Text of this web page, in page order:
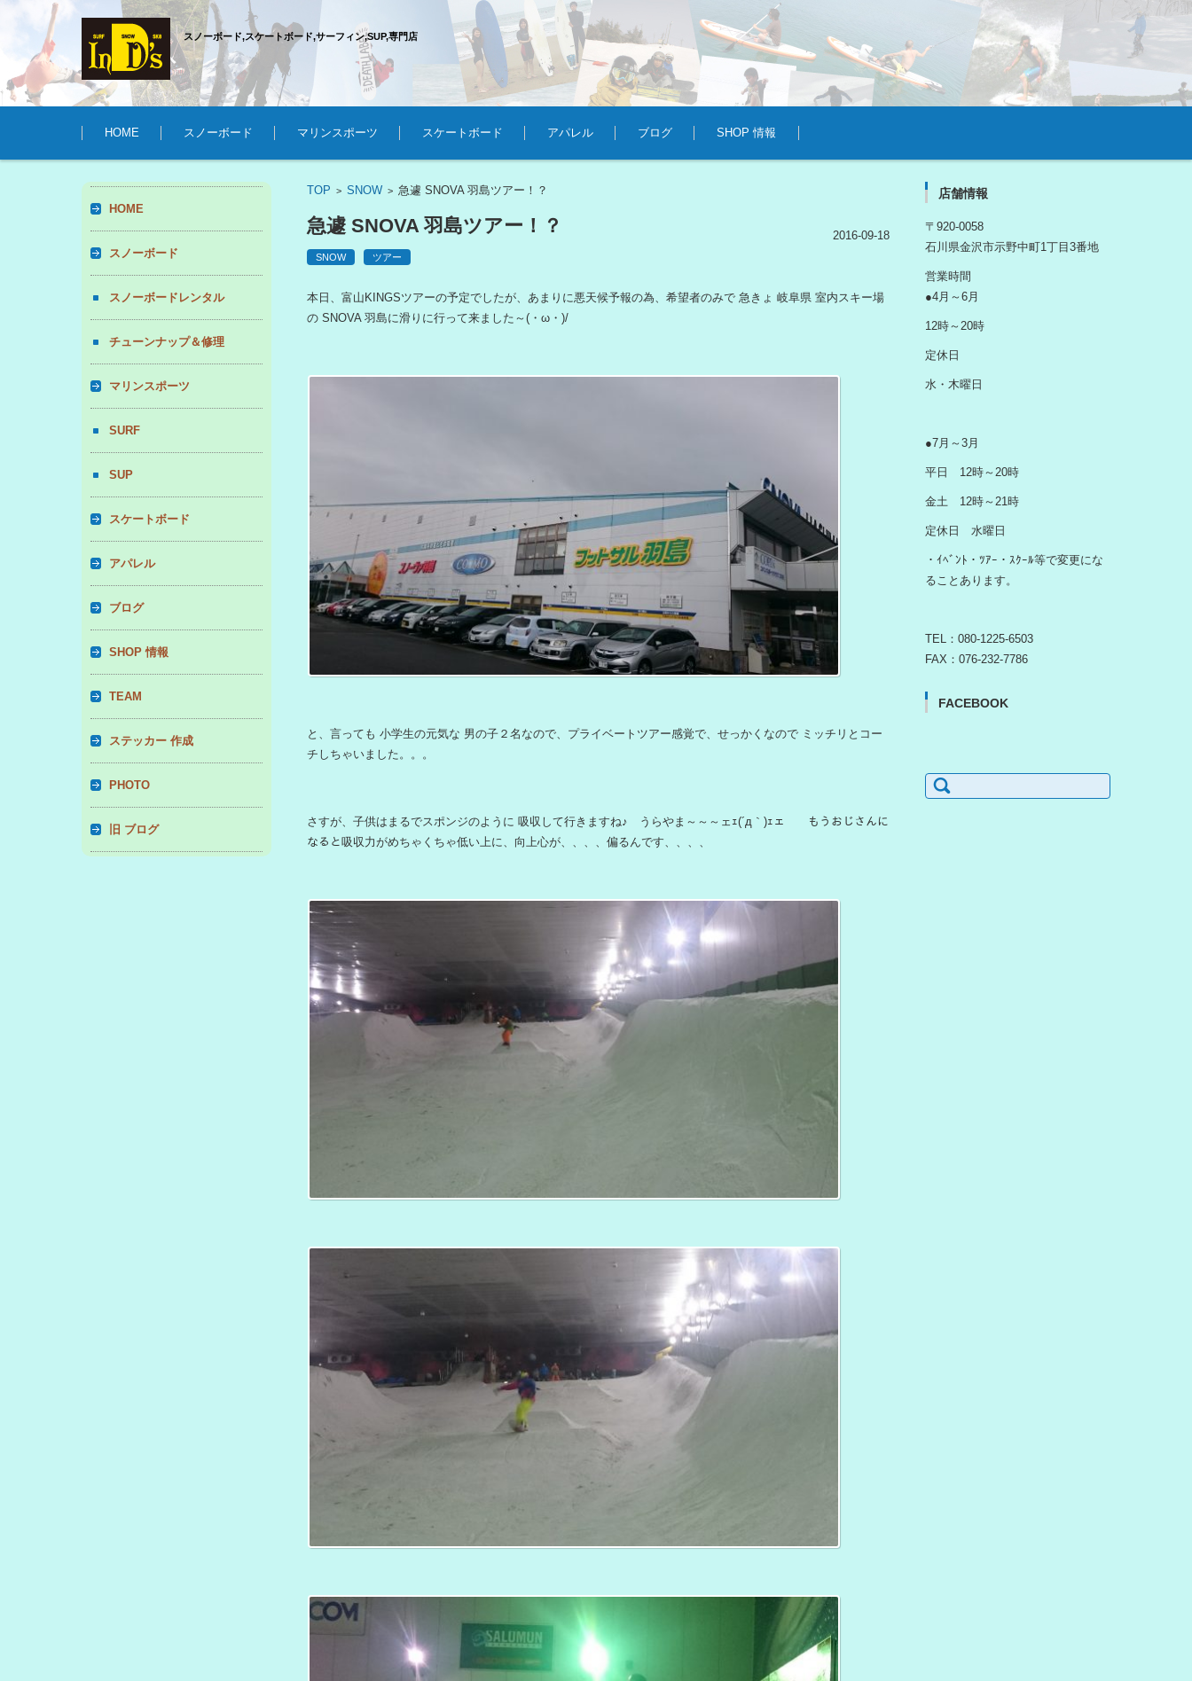
スノーボード,スケートボード,サーフィン,SUP,専門店
コンテンツに移動
HOME
スノーボード マリンスポーツ スケートボード アパレル ブログ SHOP 情報
TOP >SNOW >急遽 SNOVA 羽島ツアー！？
急遽 SNOVA 羽島ツアー！？ 2016-09-18
SNOW ツアー
本日、富山KINGSツアーの予定でしたが、あまりに悪天候予報の為、希望者のみで 急きょ 岐阜県 室内スキー場
の SNOVA 羽島に滑りに行って来ました～(・ω・)/
と、言っても 小学生の元気な 男の子２名なので、プライベートツアー感覚で、せっかくなので ミッチリとコー
チしちゃいました。。。
さすが、子供はまるでスポンジのように 吸収して行きますね♪ うらやま～～～ェｪ(´д｀)ｪェ もうおじさんに
なると吸収力がめちゃくちゃ低い上に、向上心が、、、、偏るんです、、、、
HOME
スノーボード
スノーボードレンタル
チューンナップ＆修理
マリンスポーツ
SURF
SUP
スケートボード
アパレル
ブログ
SHOP 情報
TEAM
ステッカー 作成
PHOTO
旧 ブログ
店舗情報
〒920-0058
石川県金沢市示野中町1丁目3番地
営業時間
●4月～6月
12時～20時
定休日
水・木曜日
●7月～3月
平日 12時～20時
金土 12時～21時
定休日 水曜日
・ｲﾍﾞﾝﾄ・ﾂｱｰ・ｽｸｰﾙ等で変更にな
ることあります。
TEL：080-1225-6503
FAX：076-232-7786
FACEBOOK
検
索: